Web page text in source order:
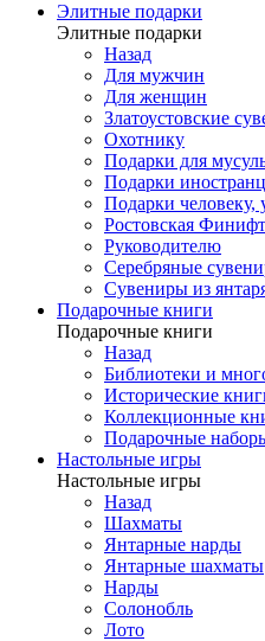
Элитные подарки
Элитные подарки
Назад
Для мужчин
Для женщин
Златоустовские
Охотнику
Подарки для
Подарки
Подарки человеку,
Ростовская
Руководителю
Серебряные
Сувениры из
Подарочные книги
Подарочные книги
Назад
Библиотеки и
Исторические
Коллекционные
Подарочные
Настольные игры
Настольные игры
Назад
Шахматы
Янтарные нарды
Янтарные шахматы
Нарды
Солонобль
Лото